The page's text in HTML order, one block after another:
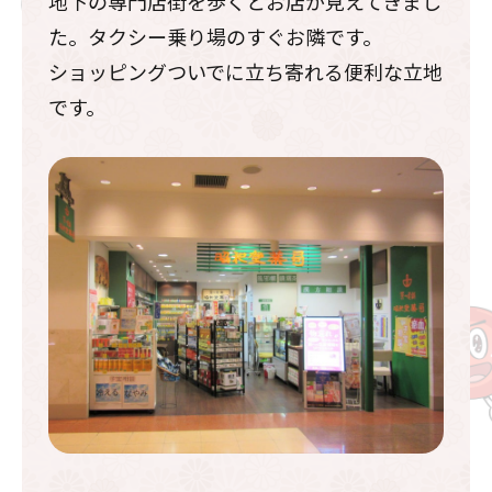
た。タクシー乗り場のすぐお隣です。
ショッピングついでに立ち寄れる便利な立地
です。